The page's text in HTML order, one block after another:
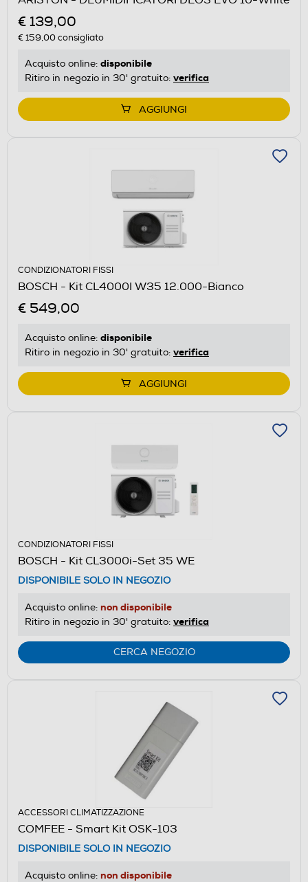
€ 139,00
€ 159,00consigliato
Acquisto online: disponibile
Ritiro in negozio in 30' gratuito: verifica
AGGIUNGI
CONDIZIONATORI FISSI
BOSCH - Kit CL4000I W35 12.000-Bianco
€ 549,00
Acquisto online: disponibile
Ritiro in negozio in 30' gratuito: verifica
AGGIUNGI
CONDIZIONATORI FISSI
BOSCH - Kit CL3000i-Set 35 WE
DISPONIBILE SOLO IN NEGOZIO
Acquisto online: non disponibile
Ritiro in negozio in 30' gratuito: verifica
CERCA NEGOZIO
ACCESSORI CLIMATIZZAZIONE
COMFEE - Smart Kit OSK-103
DISPONIBILE SOLO IN NEGOZIO
Acquisto online: non disponibile